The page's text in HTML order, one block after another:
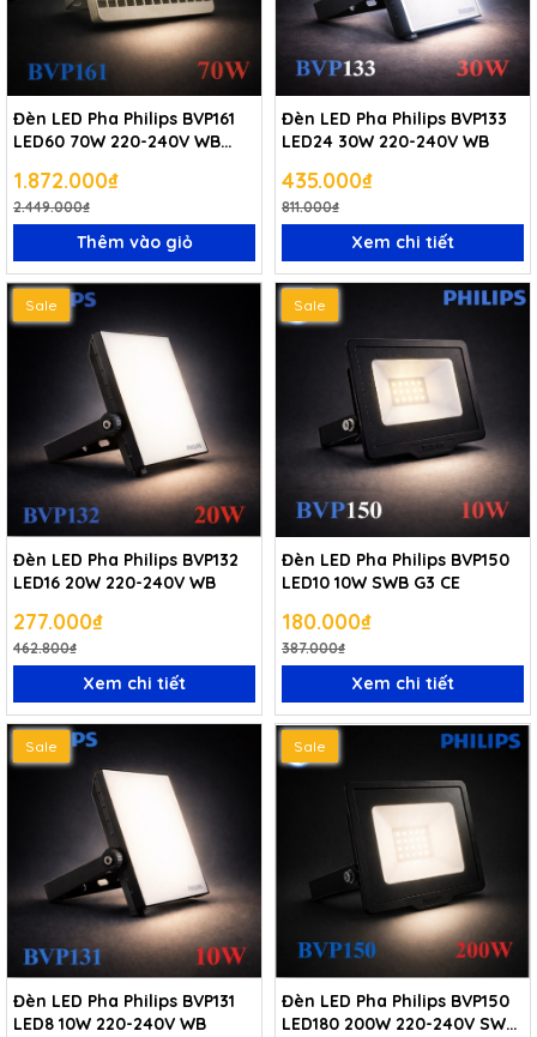
Đèn LED Pha Philips BVP161
LED60 70W 220-240V WB
1.872.000₫
2.449.000₫
Thêm vào giỏ
Đèn LED Pha Philips BVP133
LED24 30W 220-240V WB
435.000₫
811.000₫
Xem chi tiết
Sale
Đèn LED Pha Philips BVP132
LED16 20W 220-240V WB
277.000₫
462.800₫
Xem chi tiết
Sale
Đèn LED Pha Philips BVP150
LED10 10W SWB G3 CE
180.000₫
387.000₫
Xem chi tiết
Sale
Đèn LED Pha Philips BVP131
LED8 10W 220-240V WB
Sale
Đèn LED Pha Philips BVP150
LED180 200W 220-240V SWB